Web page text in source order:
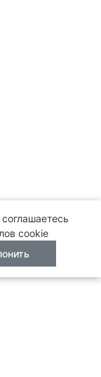
cookie